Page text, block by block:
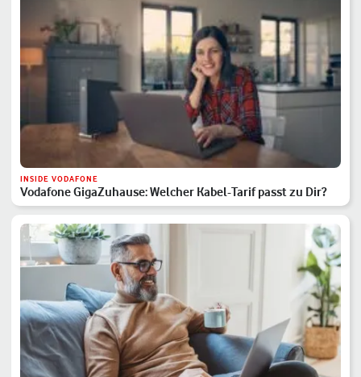
INSIDE VODAFONE
Vodafone GigaZuhause: Welcher Kabel-Tarif passt zu Dir?